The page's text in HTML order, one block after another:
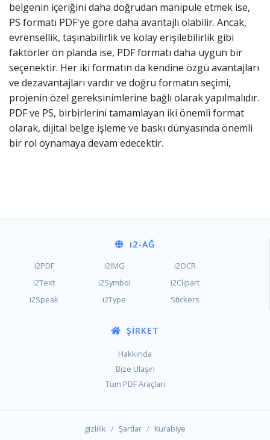
belgenin içeriğini daha doğrudan manipüle etmek ise,
PS formatı PDF'ye göre daha avantajlı olabilir. Ancak,
evrensellik, taşınabilirlik ve kolay erişilebilirlik gibi
faktörler ön planda ise, PDF formatı daha uygun bir
seçenektir. Her iki formatın da kendine özgü avantajları
ve dezavantajları vardır ve doğru formatın seçimi,
projenin özel gereksinimlerine bağlı olarak yapılmalıdır.
PDF ve PS, birbirlerini tamamlayan iki önemli format
olarak, dijital belge işleme ve baskı dünyasında önemli
bir rol oynamaya devam edecektir.
i2-AĞ
i2PDF i2IMG
i2OCR
i2Text
i2Symbol
i2Clipart
i2Speak
i2Type Stickers
ŞIRKET
Hakkında
Bize Ulaşın
Tüm PDF Araçları
gizlilik / Şartlar / Kurabiye